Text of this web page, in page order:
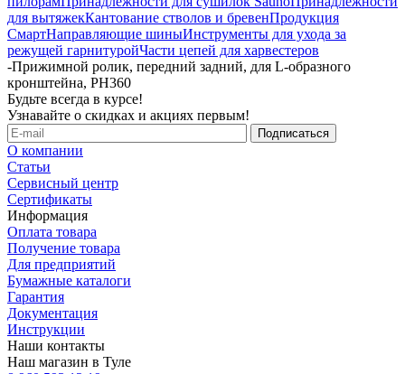
для вытяжекКантование стволов и бревенПродукция
СмартНаправляющие шиныИнструменты для ухода за
режущей гарнитуройЧасти цепей для харвестеров
-Прижимной ролик, передний задний, для L-образного
кронштейна, PH360
Будьте всегда в курсе!
Узнавайте о скидках и акциях первым!
О компании
Статьи
Сервисный центр
Сертификаты
Информация
Оплата товара
Получение товара
Для предприятий
Бумажные каталоги
Гарантия
Документация
Инструкции
Наши контакты
Наш магазин в Туле